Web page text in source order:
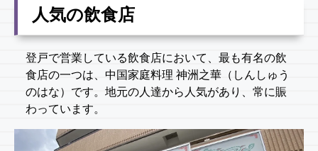
人気の飲食店
登戸で営業している飲食店において、最も有名の飲
食店の一つは、中国家庭料理 神洲之華（しんしゅう
のはな）です。地元の人達から人気があり、常に賑
わっています。